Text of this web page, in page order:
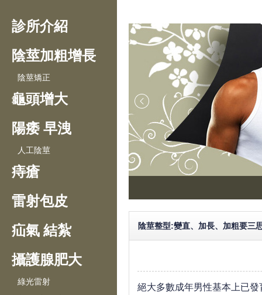
診所介紹
陰莖加粗增長
陰莖矯正
龜頭增大
陽痿 早洩
人工陰莖
痔瘡
雷射包皮
疝氣 結紮
攝護腺肥大
綠光雷射
陰莖整型:變直、加長、加粗要三
絕大多數成年男性基本上已